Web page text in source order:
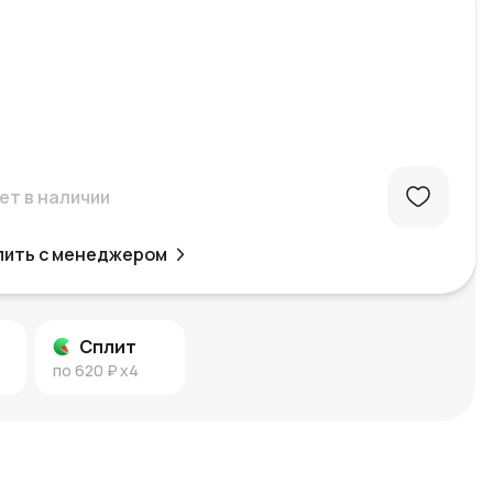
в наличии
с менеджером
Сплит
по 620 ₽x4